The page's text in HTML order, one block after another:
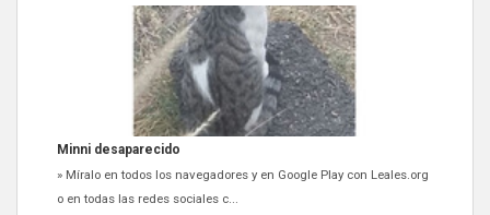
Minni desaparecido
» Míralo en todos los navegadores y en Google Play con Leales.org
o en todas las redes sociales c...